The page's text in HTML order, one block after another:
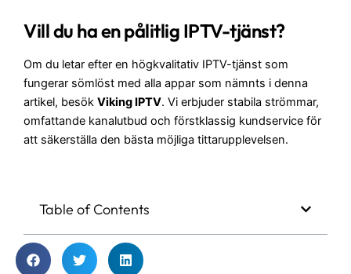
Vill du ha en pålitlig IPTV-tjänst?
Om du letar efter en högkvalitativ IPTV-tjänst som
fungerar sömlöst med alla appar som nämnts i denna
artikel, besök Viking IPTV. Vi erbjuder stabila strömmar,
omfattande kanalutbud och förstklassig kundservice för
att säkerställa den bästa möjliga tittarupplevelsen.
Table of Contents